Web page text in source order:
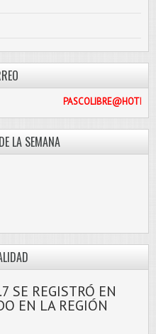
LA SEMANA
SE REGISTRÓ EN
EN LA REGIÓN